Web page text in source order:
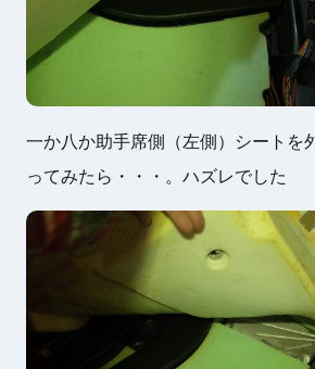
一か八か助手席側（左側）シートを
ってみたら・・・。ハズレでした